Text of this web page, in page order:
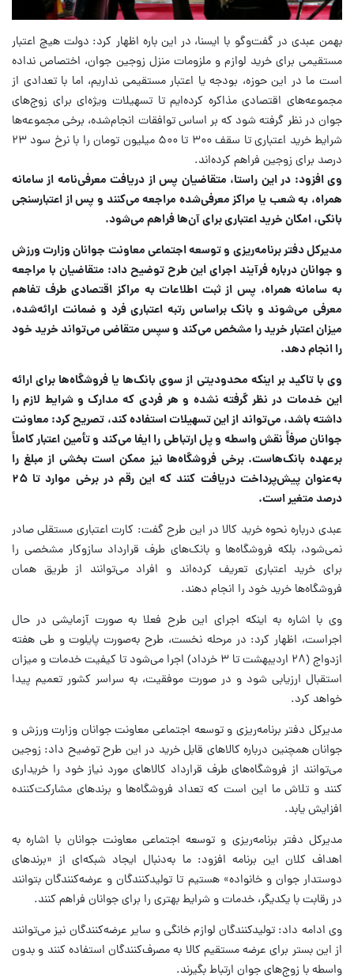
بهمن عبدی در گفت‌وگو با ایسنا، در این باره اظهار کرد: دولت هیچ اعتبار
مستقیمی برای خرید لوازم و ملزومات منزل زوجین جوان، اختصاص نداده
است ما در این حوزه، بودجه یا اعتبار مستقیمی نداریم، اما با تعدادی از
مجموعه‌های اقتصادی مذاکره کرده‌ایم تا تسهیلات ویژه‌ای برای زوج‌های
جوان در نظر گرفته شود که بر اساس توافقات انجام‌شده، برخی مجموعه‌ها
شرایط خرید اعتباری تا سقف ۳۰۰ تا ۵۰۰ میلیون تومان را با نرخ سود ۲۳
درصد برای زوجین فراهم کرده‌اند.
وی افزود: در این راستا، متقاضیان پس از دریافت معرفی‌نامه از سامانه
همراه، به شعب یا مراکز معرفی‌شده مراجعه می‌کنند و پس از اعتبارسنجی
بانکی، امکان خرید اعتباری برای آن‌ها فراهم می‌شود.
مدیرکل دفتر برنامه‌ریزی و توسعه اجتماعی معاونت جوانان وزارت ورزش
و جوانان درباره فرآیند اجرای این طرح توضیح داد: متقاضیان با مراجعه
به سامانه همراه، پس از ثبت اطلاعات به مراکز اقتصادی طرف تفاهم
معرفی می‌شوند و بانک براساس رتبه اعتباری فرد و ضمانت ارائه‌شده،
میزان اعتبار خرید را مشخص می‌کند و سپس متقاضی می‌تواند خرید خود
را انجام دهد.
وی با تاکید بر اینکه محدودیتی از سوی بانک‌ها یا فروشگاه‌ها برای ارائه
این خدمات در نظر گرفته نشده و هر فردی که مدارک و شرایط لازم را
داشته باشد، می‌تواند از این تسهیلات استفاده کند، تصریح کرد: معاونت
جوانان صرفاً نقش واسطه و پل ارتباطی را ایفا می‌کند و تأمین اعتبار کاملاً
برعهده بانک‌هاست. برخی فروشگاه‌ها نیز ممکن است بخشی از مبلغ را
به‌عنوان پیش‌پرداخت دریافت کنند که این رقم در برخی موارد تا ۲۵
درصد متغیر است.
عبدی درباره نحوه خرید کالا در این طرح گفت: کارت اعتباری مستقلی صادر
نمی‌شود، بلکه فروشگاه‌ها و بانک‌های طرف قرارداد سازوکار مشخصی را
برای خرید اعتباری تعریف کرده‌اند و افراد می‌توانند از طریق همان
فروشگاه‌ها خرید خود را انجام دهند.
وی با اشاره به اینکه اجرای این طرح فعلا به صورت آزمایشی در حال
اجراست، اظهار کرد: در مرحله نخست، طرح به‌صورت پایلوت و طی هفته
ازدواج (۲۸ اردیبهشت تا ۳ خرداد) اجرا می‌شود تا کیفیت خدمات و میزان
استقبال ارزیابی شود و در صورت موفقیت، به سراسر کشور تعمیم پیدا
خواهد کرد.
مدیرکل دفتر برنامه‌ریزی و توسعه اجتماعی معاونت جوانان وزارت ورزش و
جوانان همچنین درباره کالاهای قابل خرید در این طرح توضیح داد: زوجین
می‌توانند از فروشگاه‌های طرف قرارداد کالاهای مورد نیاز خود را خریداری
کنند و تلاش ما این است که تعداد فروشگاه‌ها و برندهای مشارکت‌کننده
افزایش یابد.
مدیرکل دفتر برنامه‌ریزی و توسعه اجتماعی معاونت جوانان با اشاره به
اهداف کلان این برنامه افزود: ما به‌دنبال ایجاد شبکه‌ای از «برندهای
دوستدار جوان و خانواده» هستیم تا تولیدکنندگان و عرضه‌کنندگان بتوانند
در رقابت با یکدیگر، خدمات و شرایط بهتری را برای جوانان فراهم کنند.
وی ادامه داد: تولیدکنندگان لوازم خانگی و سایر عرضه‌کنندگان نیز می‌توانند
از این بستر برای عرضه مستقیم کالا به مصرف‌کنندگان استفاده کنند و بدون
واسطه با زوج‌های جوان ارتباط بگیرند.